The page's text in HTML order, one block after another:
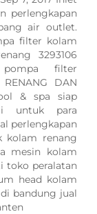
perlengkapan
air outlet.
filter kolam
3293106
pompa filter
DAN
& spa siap
untuk para
perlengkapan
kolam renang
mesin kolam
toko peralatan
head kolam
bandung jual